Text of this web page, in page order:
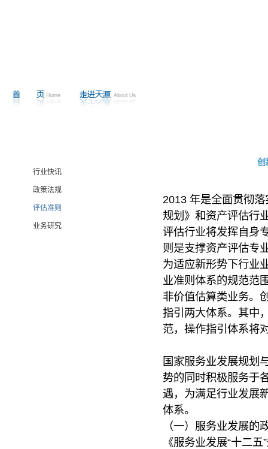
行业快讯
政策法规
评估准则
业务研究
创
2013 年是全面贯彻落
规划》和资产评估行
评估行业将发挥自身
则是支撑资产评估专
为适应新形势下行业
业准则体系的规范范
非价值估算类业务。
指引两大体系。其中
范，操作指引体系将
国家服务业发展规划
势的同时积极服务于
遇，为满足行业发展
体系。
（一）服务业发展的
《服务业发展“十二